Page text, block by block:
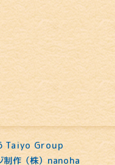
Taiyo Group
制作（株）nanoha